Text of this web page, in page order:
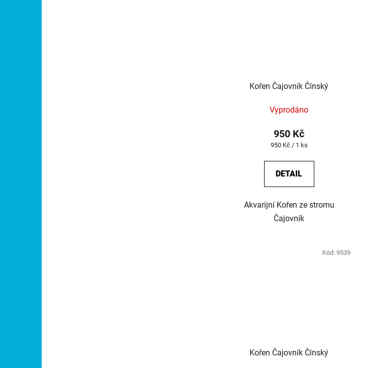
Kořen Čajovník Čínský
Vyprodáno
950 Kč
Měrná
950 Kč / 1 ks
DETAIL
Akvarijní Kořen ze stromu
Čajovník
Kořen Čajovník Čínský
Kód: 9539